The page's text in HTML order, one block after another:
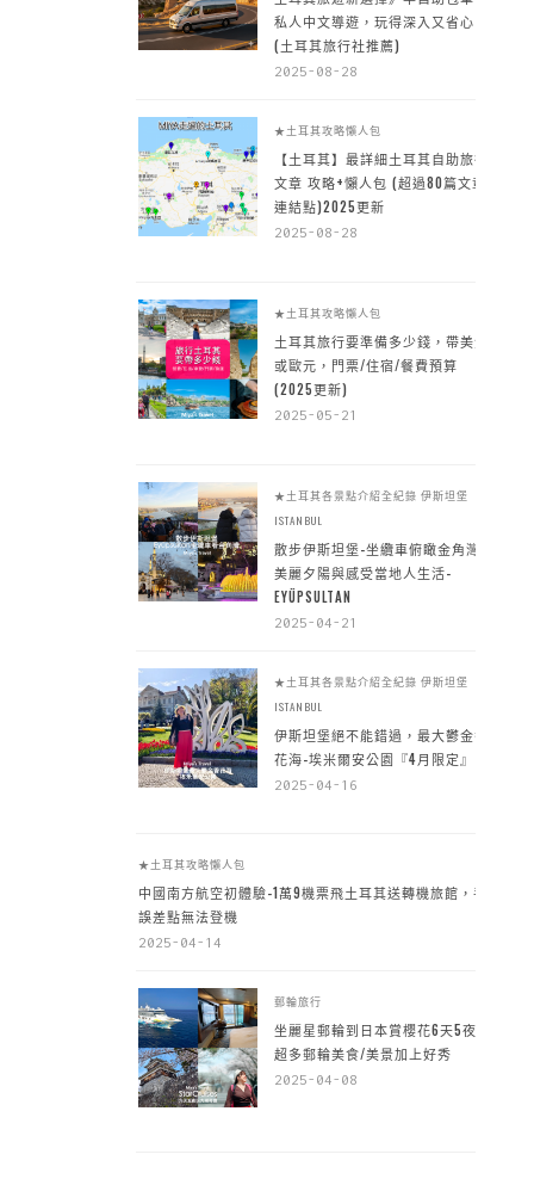
私人中文導遊，玩得深入又省心
(土耳其旅行社推薦)
2025-08-28
★土耳其攻略懶人包
【土耳其】最詳細土耳其自助旅行
文章 攻略+懶人包 (超過80篇文章~
連結點)2025更新
2025-08-28
★土耳其攻略懶人包
土耳其旅行要準備多少錢，帶美金
或歐元，門票/住宿/餐費預算
(2025更新)
2025-05-21
★土耳其各景點介紹全紀錄 伊斯坦堡
ISTANBUL
散步伊斯坦堡-坐纜車俯瞰金角灣
美麗夕陽與感受當地人生活-
EYÜPSULTAN
2025-04-21
★土耳其各景點介紹全紀錄 伊斯坦堡
ISTANBUL
伊斯坦堡絕不能錯過，最大鬱金香
花海-埃米爾安公園『4月限定』
2025-04-16
★土耳其攻略懶人包
中國南方航空初體驗-1萬9機票飛土耳其送轉機旅館，手
誤差點無法登機
2025-04-14
郵輪旅行
坐麗星郵輪到日本賞櫻花6天5夜，
超多郵輪美食/美景加上好秀
2025-04-08